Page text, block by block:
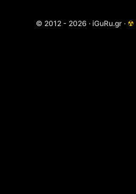
© 2012 - 2026 · iGuRu.gr · ☢